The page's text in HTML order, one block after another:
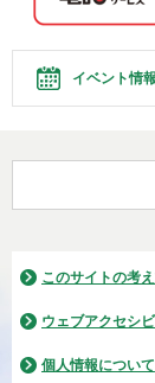
イベント情報
このサイトの考
ウェブアクセシ
個人情報について